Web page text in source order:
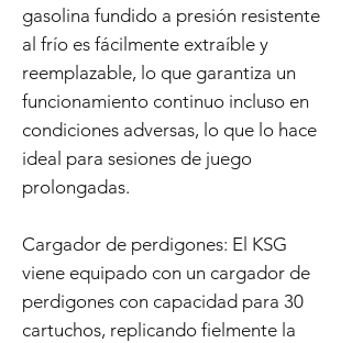
gasolina fundido a presión resistente
al frío es fácilmente extraíble y
reemplazable, lo que garantiza un
funcionamiento continuo incluso en
condiciones adversas, lo que lo hace
ideal para sesiones de juego
prolongadas.
Cargador de perdigones: El KSG
viene equipado con un cargador de
perdigones con capacidad para 30
cartuchos, replicando fielmente la